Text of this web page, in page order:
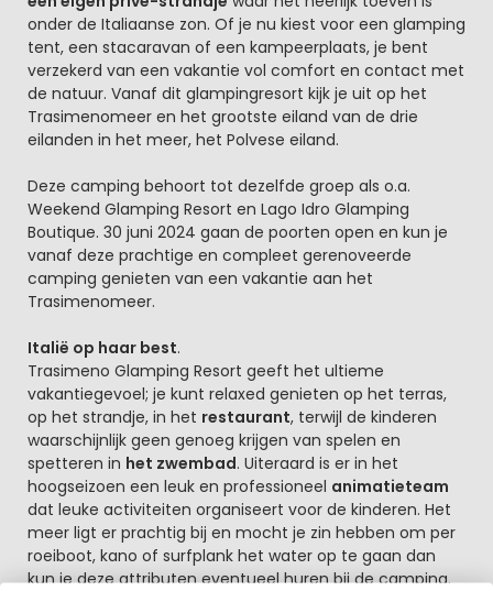
onder de Italiaanse zon. Of je nu kiest voor een glamping
tent, een stacaravan of een kampeerplaats, je bent
verzekerd van een vakantie vol comfort en contact met
de natuur. Vanaf dit glampingresort kijk je uit op het
Trasimenomeer en het grootste eiland van de drie
eilanden in het meer, het Polvese eiland.
Deze camping behoort tot dezelfde groep als o.a.
Weekend Glamping Resort en Lago Idro Glamping
Boutique. 30 juni 2024 gaan de poorten open en kun je
vanaf deze prachtige en compleet gerenoveerde
camping genieten van een vakantie aan het
Trasimenomeer.
Italië op haar best.
Trasimeno Glamping Resort geeft het ultieme
vakantiegevoel; je kunt relaxed genieten op het terras,
op het strandje, in het restaurant, terwijl de kinderen
waarschijnlijk geen genoeg krijgen van spelen en
spetteren in het zwembad. Uiteraard is er in het
hoogseizoen een leuk en professioneel animatieteam
dat leuke activiteiten organiseert voor de kinderen. Het
meer ligt er prachtig bij en mocht je zin hebben om per
roeiboot, kano of surfplank het water op te gaan dan
kun je deze attributen eventueel huren bij de camping.